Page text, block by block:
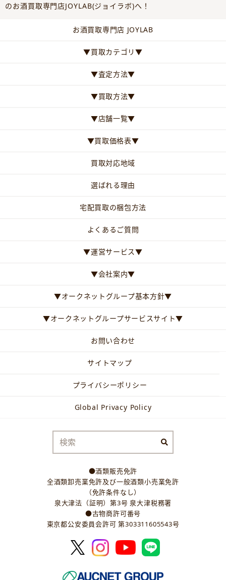
のお酒買取専門店JOYLAB(ジョイラボ)へ！
お酒買取専門店 JOYLAB
▼買取カテゴリ▼
▼査定方法▼
▼買取方法▼
▼店舗一覧▼
▼買取価格表▼
買取対応地域
選ばれる理由
宅配買取の梱包方法
よくあるご質問
▼運営サービス▼
▼会社案内▼
▼オークネットグループ基本方針▼
▼オークネットグループサービスサイト▼
お問い合わせ
サイトマップ
プライバシーポリシー
Global Privacy Policy
●酒類販売免許
全酒類卸売業免許及び一般酒類小売業免許
（免許条件なし）
泉大津法（証明）第3号 泉大津税務署
●古物商許可番号
東京都公安委員会許可 第303311605543号